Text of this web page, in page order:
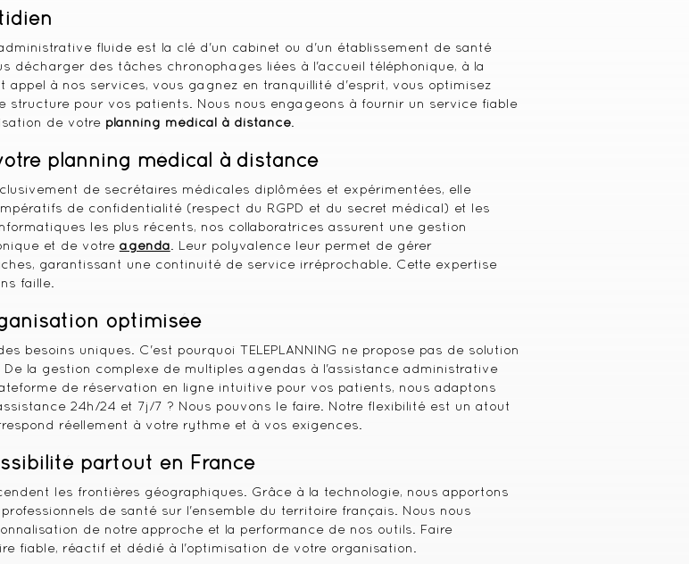
fluide est la clé d'un cabinet ou d'un établissement de santé
décharger des tâches chronophages liées à l'accueil téléphonique, à la
à nos services, vous gagnez en tranquillité d'esprit, vous optimisez
structure pour vos patients. Nous nous engageons à fournir un service fiable
de votre planning médical à distance.
planning médical à distance
de secrétaires médicales diplômées et expérimentées, elle
de confidentialité (respect du RGPD et du secret médical) et les
les plus récents, nos collaboratrices assurent une gestion
et de votre agenda . Leur polyvalence leur permet de gérer
garantissant une continuité de service irréprochable. Cette expertise
faille.
optimisée
besoins uniques. C'est pourquoi TELEPLANNING ne propose pas de solution
la gestion complexe de multiples agendas à l'assistance administrative
de réservation en ligne intuitive pour vos patients, nous adaptons
24h/24 et 7j/7 ? Nous pouvons le faire. Notre flexibilité est un atout
réellement à votre rythme et à vos exigences.
partout en France
les frontières géographiques. Grâce à la technologie, nous apportons
de santé sur l'ensemble du territoire français. Nous nous
de notre approche et la performance de nos outils. Faire
fiable, réactif et dédié à l'optimisation de votre organisation.